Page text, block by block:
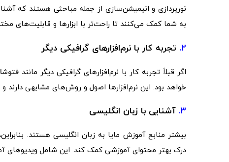
نورپردازی و انیمیشن‌سازی از جمله مباحثی هستند که
به شما کمک می‌کنند تا راحت‌تر با ابزارها و قابلیت‌های
2. تجربه کار با نرم‌افزارهای گرافیکی دیگر
اگر قبلاً تجربه کار با نرم‌افزارهای گرافیکی دیگر مانند
خواهد بود. این نرم‌افزارها اصول و روش‌های مشابهی دارند
3. آشنایی با زبان انگلیسی
بیشتر منابع آموزش مایا به زبان انگلیسی هستند.
درک بهتر محتوای آموزشی کمک کند. این شامل ویدیوهای